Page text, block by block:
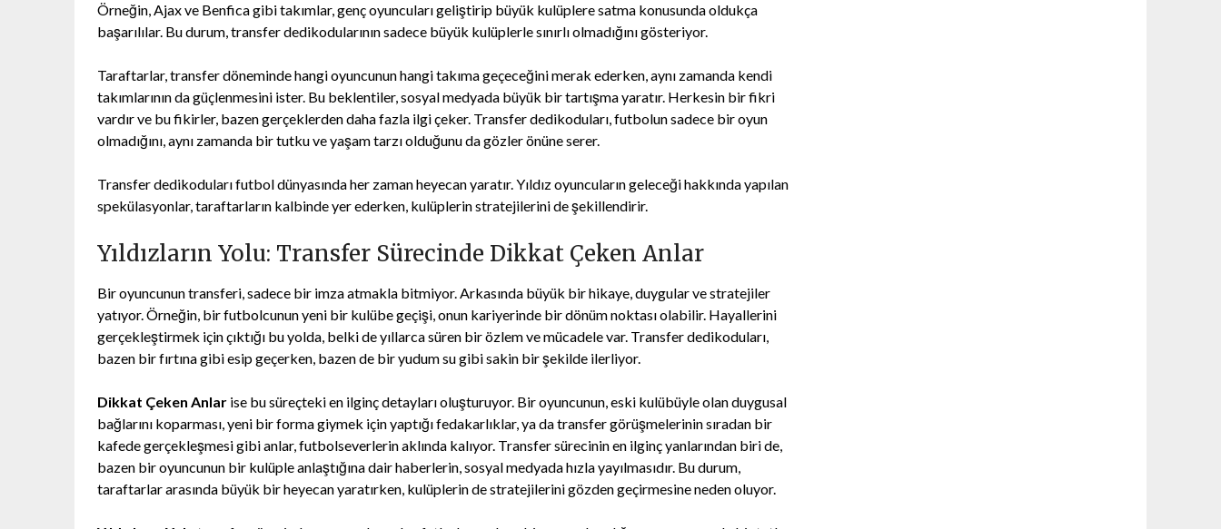
Örneğin, Ajax ve Benfica gibi takımlar, genç oyuncuları geliştirip büyük kulüplere satma konusunda oldukça
başarılılar. Bu durum, transfer dedikodularının sadece büyük kulüplerle sınırlı olmadığını gösteriyor.
Taraftarlar, transfer döneminde hangi oyuncunun hangi takıma geçeceğini merak ederken, aynı zamanda kendi
takımlarının da güçlenmesini ister. Bu beklentiler, sosyal medyada büyük bir tartışma yaratır. Herkesin bir fikri
vardır ve bu fikirler, bazen gerçeklerden daha fazla ilgi çeker. Transfer dedikoduları, futbolun sadece bir oyun
olmadığını, aynı zamanda bir tutku ve yaşam tarzı olduğunu da gözler önüne serer.
Transfer dedikoduları futbol dünyasında her zaman heyecan yaratır. Yıldız oyuncuların geleceği hakkında yapılan
spekülasyonlar, taraftarların kalbinde yer ederken, kulüplerin stratejilerini de şekillendirir.
Yıldızların Yolu: Transfer Sürecinde Dikkat Çeken Anlar
Bir oyuncunun transferi, sadece bir imza atmakla bitmiyor. Arkasında büyük bir hikaye, duygular ve stratejiler
yatıyor. Örneğin, bir futbolcunun yeni bir kulübe geçişi, onun kariyerinde bir dönüm noktası olabilir. Hayallerini
gerçekleştirmek için çıktığı bu yolda, belki de yıllarca süren bir özlem ve mücadele var. Transfer dedikoduları,
bazen bir fırtına gibi esip geçerken, bazen de bir yudum su gibi sakin bir şekilde ilerliyor.
Dikkat Çeken Anlar ise bu süreçteki en ilginç detayları oluşturuyor. Bir oyuncunun, eski kulübüyle olan duygusal
bağlarını koparması, yeni bir forma giymek için yaptığı fedakarlıklar, ya da transfer görüşmelerinin sıradan bir
kafede gerçekleşmesi gibi anlar, futbolseverlerin aklında kalıyor. Transfer sürecinin en ilginç yanlarından biri de,
bazen bir oyuncunun bir kulüple anlaştığına dair haberlerin, sosyal medyada hızla yayılmasıdır. Bu durum,
taraftarlar arasında büyük bir heyecan yaratırken, kulüplerin de stratejilerini gözden geçirmesine neden oluyor.